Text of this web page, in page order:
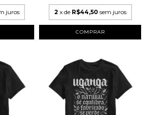
juros 2 x de R$44,50 sem juros
COMPRAR